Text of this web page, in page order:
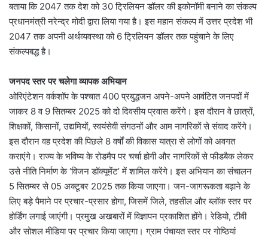
बताया कि 2047 तक देश को 30 ट्रिलियन डॉलर की इकोनॉमी बनाने का संकल्प
प्रधानमंत्री नरेन्द्र मोदी द्वारा लिया गया है। इस महान संकल्प में उत्तर प्रदेश भी
2047 तक अपनी अर्थव्यवस्था को 6 ट्रिलियन डॉलर तक पहुंचाने के लिए
संकल्पबद्ध है।
जनपद स्तर पर चलेगा व्यापक अभियान
ओरिएंटेशन वर्कशॉप के पश्चात 400 प्रबुद्धजन अपने-अपने आवंटित जनपदों में
जाकर 8 व 9 सितम्बर 2025 को दो दिवसीय प्रवास करेंगे। इस दौरान वे छात्रों,
शिक्षकों, किसानों, उद्यमियों, स्वयंसेवी संगठनों और आम नागरिकों से संवाद करेंगे।
इस दौरान वह प्रदेश की पिछले 8 वर्षों की विकास यात्रा से लोगों को अवगत
कराएंगे। राज्य के भविष्य के रोडमैप पर चर्चा होगी और नागरिकों से फीडबैक लेकर
उसे नीति निर्माण के ‘विजन डॉक्यूमेंट’ में शामिल करेंगे। इस अभियान का संचालन
5 सितम्बर से 05 अक्टूबर 2025 तक किया जाएगा। जन-जागरूकता बढ़ाने के
लिए बड़े पैमाने पर प्रचार-प्रसार होगा, जिसमें जिले, तहसील और ब्लॉक स्तर पर
होर्डिंग लगाई जाएंगी। प्रमुख अखबारों में विज्ञापन प्रकाशित होंगे। रेडियो, टीवी
और सोशल मीडिया पर प्रचार किया जाएगा। ग्राम पंचायत स्तर पर गोष्ठियां